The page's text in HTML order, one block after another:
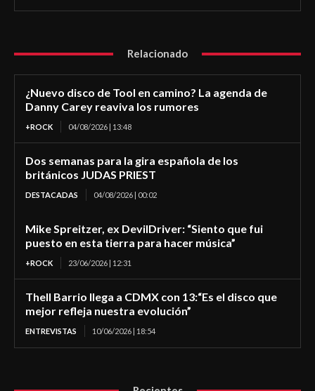
Relacionado
¿Nuevo disco de Tool en camino? La agenda de
Danny Carey reaviva los rumores
+ROCK 04/08/2026 | 13:48
Dos semanas para la gira española de los
británicos JUDAS PRIEST
DESTACADAS 04/08/2026 | 00:02
Mike Spreitzer, ex DevilDriver: “Siento que fui
puesto en esta tierra para hacer música”
+ROCK 23/06/2026 | 12:31
Thell Barrio llega a CDMX con 13:“Es el disco que
mejor refleja nuestra evolución”
ENTREVISTAS 10/06/2026 | 18:54